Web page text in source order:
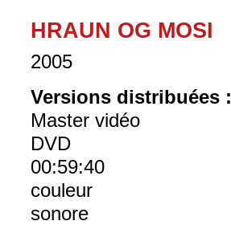
HRAUN OG MOSI
2005
Versions distribuées :
Master vidéo
DVD
00:59:40
couleur
sonore